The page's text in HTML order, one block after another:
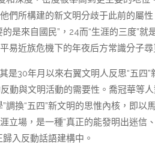
們所構建的新文明分歧于此前的屬性
的是來自國民”，24而“生涯的三度”
易近族危機下的年夜后方常識分子尋
是30年月以來右翼文明人反思“五
動與文明活動的需要性。喬冠華等
調換“五四”新文明的思惟內核，即
立場，是一種“真正的能發明出迷信
入反動話語建構中。